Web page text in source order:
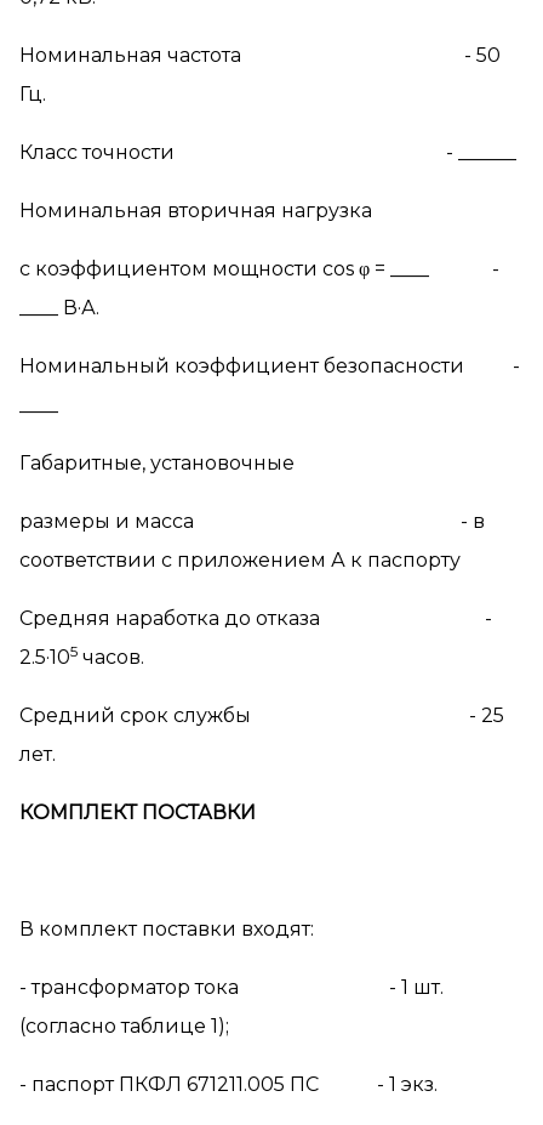
Номинальная частота - 50
Гц.
Класс точности - ______
Номинальная вторичная нагрузка
c коэффициентом мощности cos φ = ____ -
____ В·А.
Номинальный коэффициент безопасности -
Габаритные, установочные
размеры и масса - в
соответствии с приложением А к паспорту
Средняя наработка до отказа -
2.5·105 часов.
Средний срок службы - 25
лет.
КОМПЛЕКТ ПОСТАВКИ
В комплект поставки входят:
- трансформатор тока - 1 шт.
(согласно таблице 1);
- паспорт ПКФЛ 671211.005 ПС - 1 экз.